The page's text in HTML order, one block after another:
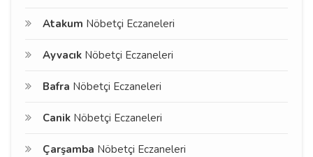
Atakum Nöbetçi Eczaneleri
Ayvacık Nöbetçi Eczaneleri
Bafra Nöbetçi Eczaneleri
Canik Nöbetçi Eczaneleri
Çarşamba Nöbetçi Eczaneleri